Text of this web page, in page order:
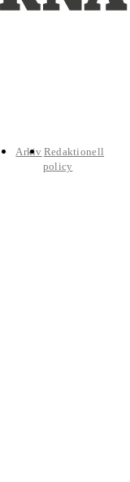
Arkiv Redaktionell
policy